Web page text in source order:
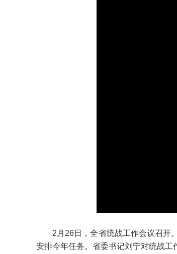
2月26日，全省统战工作会议召开。
安排今年任务。省委书记刘宁对统战工